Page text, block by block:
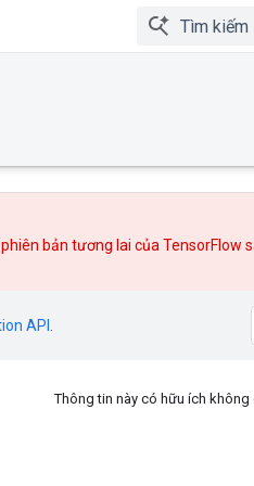
bản tương lai của TensorFlow
API
Thông tin này có hữu ích